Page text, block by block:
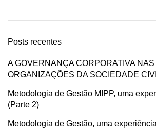
Posts recentes
A GOVERNANÇA CORPORATIVA NAS
ORGANIZAÇÕES DA SOCIEDADE
Metodologia de Gestão MIPP, uma
(Parte 2)
Metodologia de Gestão, uma